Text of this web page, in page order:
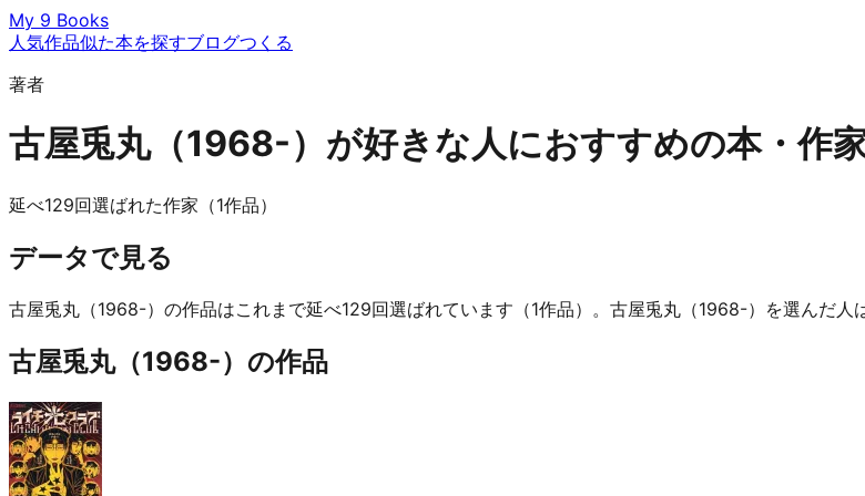
My 9 Books
人気作品似た本を探すブログつくる
著者
古屋兎丸（1968-）が好きな人におすすめの本・作
延べ129回選ばれた作家（1作品）
データで見る
古屋兎丸（1968-）の作品はこれまで延べ129回選ばれています（1作品）。古屋兎丸（1968-）を選んだ人
古屋兎丸（1968-）の作品